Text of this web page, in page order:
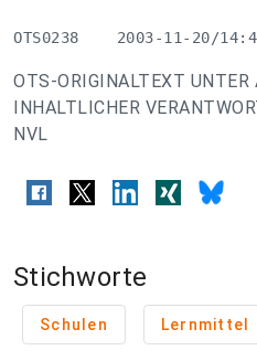
OTS0238    2003-11-20/
OTS-ORIGINALTEXT UNTER
INHALTLICHER
NVL
Stichworte
Schulen Lernmittel